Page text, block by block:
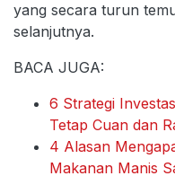
yang secara turun
selanjutnya.
BACA JUGA:
6 Strategi
Tetap Cuan dan
4 Alasan
Makanan Manis